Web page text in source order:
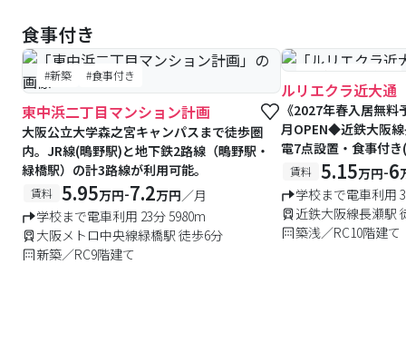
食事付き
#新築 #食事付き
東中浜二丁目マンション計画
大阪公立大学森之宮キャンパスまで徒歩圏
内。JR線(鴫野駅)と地下鉄2路線（鴫野駅・
緑橋駅）の計3路線が利用可能。
賃料 5.95万円-7.2万円／月
学校まで電車利用 23分 5980m
大阪メトロ中央線緑橋駅 徒歩6分
新築／RC9階建て
#築浅 #食事付き
ルリエクラ近大通
《2027年春入居無
月OPEN◆近鉄大阪
電7点設置・食事付
ーネット無料の築浅
あり)
賃料 5.15万円-6
学校まで電車利用
近鉄大阪線長瀬駅
築浅／RC10階建て